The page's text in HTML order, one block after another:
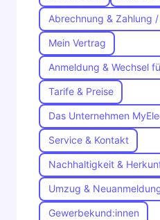
Abrechnung & Zahlung
Mein Vertrag
Anmeldung & Wechsel
Tarife & Preise
Das Unternehmen
Service & Kontakt
Nachhaltigkeit &
Umzug &
Gewerbekund:innen